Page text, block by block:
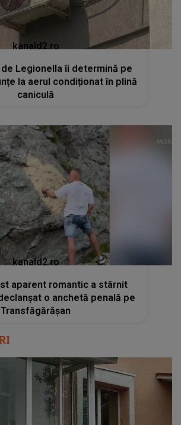
kanald2.ro
de Legionella îi determină pe
la aerul condiționat în plină
caniculă
kanald2.ro
aparent romantic a stârnit
o anchetă penală pe
Transfăgărășan